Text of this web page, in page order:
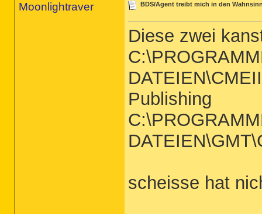
Moonlightraver BDS/Agent treibt mich in den
Diese zwei
Publishing
scheisse hat